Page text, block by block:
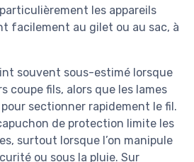
les appareils
facilement au gilet ou au sac, à
souvent sous-estimé lorsque
coupe fils, alors que les lames
sectionner rapidement le fil.
de protection limite les
surtout lorsque l’on manipule
ou sous la pluie. Sur